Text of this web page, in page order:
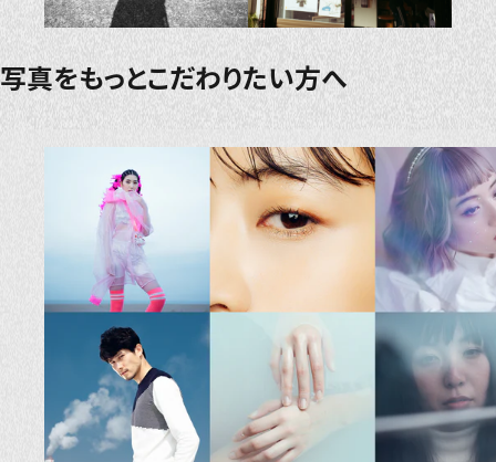
写真をもっとこだわりたい方へ